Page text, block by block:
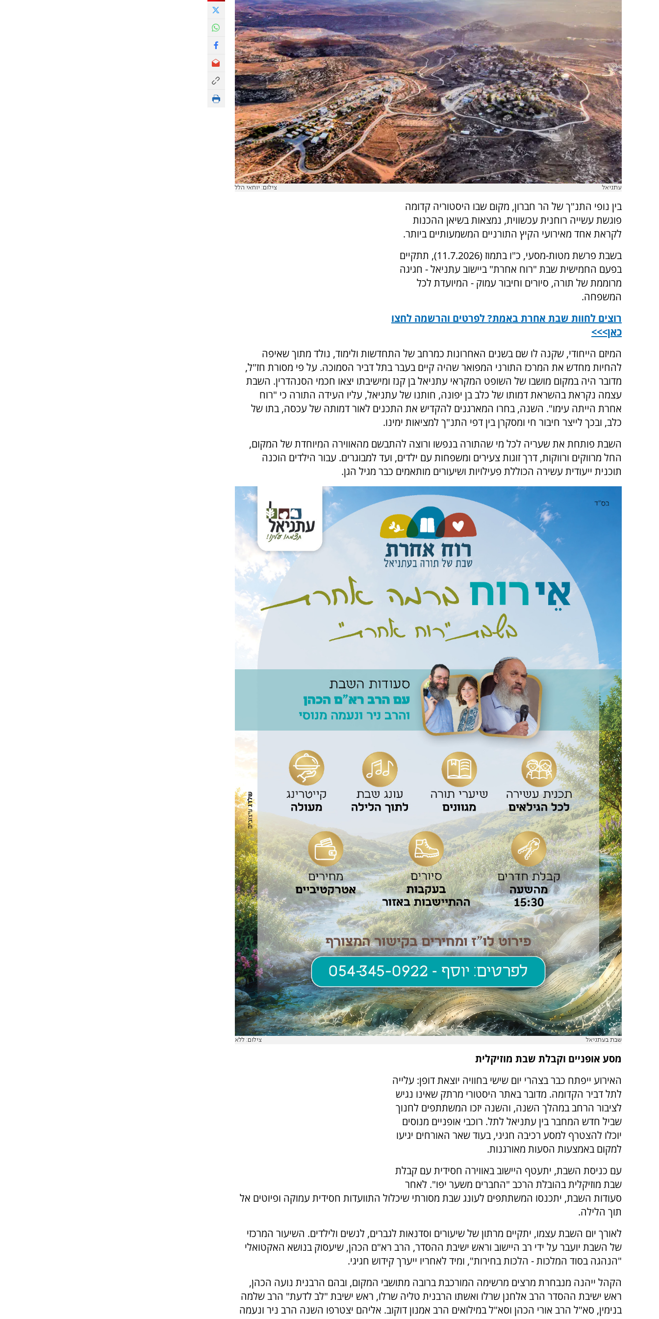
עתניאל צילום: יוחאי הלל
בין נופי התנ"ך של הר חברון, מקום שבו היסטוריה קדומה
פוגשת עשייה רוחנית עכשווית, נמצאות בשיאן ההכנות
לקראת אחד מאירועי הקיץ התורניים המשמעותיים ביותר.
בשבת פרשת מטות-מסעי, כ"ו בתמוז (11.7.2026), תתקיים
בפעם החמישית שבת "רוח אחרת" ביישוב עתניאל - חגיגה
מרוממת של תורה, סיורים וחיבור עמוק - המיועדת לכל
המשפחה.
רוצים לחוות שבת אחרת באמת? לפרטים והרשמה לחצו
כאן>>>
המיזם הייחודי, שקנה לו שם בשנים האחרונות כמרחב של התחדשות ולימוד, נולד מתוך שאיפה
להחיות מחדש את המרכז התורני המפואר שהיה קיים בעבר בתל דביר הסמוכה. על פי מסורת חז"ל,
מדובר היה במקום מושבו של השופט המקראי עתניאל בן קנז ומישיבתו יצאו חכמי הסנהדרין. השבת
עצמה נקראת בהשראת דמותו של כלב בן יפונה, חותנו של עתניאל, עליו העידה התורה כי "רוח
אחרת הייתה עימו". השנה, בחרו המארגנים להקדיש את התכנים לאור דמותה של עכסה, בתו של
כלב, ובכך לייצר חיבור חי ומסקרן בין דפי התנ"ך למציאות ימינו.
השבת פותחת את שעריה לכל מי שהתורה בנפשו ורוצה להתבשם מהאווירה המיוחדת של המקום,
החל מרווקים ורווקות, דרך זוגות צעירים ומשפחות עם ילדים, ועד למבוגרים. עבור הילדים הוכנה
תוכנית ייעודית עשירה הכוללת פעילויות ושיעורים מותאמים כבר מגיל הגן.
שבת בעתניאל צילום: ללא
מסע אופניים וקבלת שבת מוזיקלית
האירוע ייפתח כבר בצהרי יום שישי בחוויה יוצאת דופן: עלייה
לתל דביר הקדומה. מדובר באתר היסטורי מרתק שאינו נגיש
לציבור הרחב במהלך השנה, והשנה יזכו המשתתפים לחנוך
שביל חדש המחבר בין עתניאל לתל. רוכבי אופניים מנוסים
יוכלו להצטרף למסע רכיבה חגיגי, בעוד שאר האורחים יגיעו
למקום באמצעות הסעות מאורגנות.
עם כניסת השבת, יתעטף היישוב באווירה חסידית עם קבלת
שבת מוזיקלית בהובלת הרכב "החברים משער יפו". לאחר
סעודות השבת, יתכנסו המשתתפים לעונג שבת מסורתי שיכלול התוועדות חסידית עמוקה ופיוטים אל
תוך הלילה.
לאורך יום השבת עצמו, יתקיים מרתון של שיעורים וסדנאות לגברים, לנשים ולילדים. השיעור המרכזי
של השבת יועבר על ידי רב היישוב וראש ישיבת ההסדר, הרב רא"ם הכהן, שיעסוק בנושא האקטואלי
"הנהגה בסוד המלכות - הלכות בחירות", ומיד לאחריו ייערך קידוש חגיגי.
הקהל ייהנה מנבחרת מרצים מרשימה המורכבת ברובה מתושבי המקום, ובהם הרבנית נועה הכהן,
ראש ישיבת ההסדר הרב אלחנן שרלו ואשתו הרבנית טליה שרלו, ראש ישיבת "לב לדעת" הרב שלמה
בנימין, סא"ל הרב אורי הכהן וסא"ל במילואים הרב אמנון דוקוב. אליהם יצטרפו השנה הרב ניר ונעמה